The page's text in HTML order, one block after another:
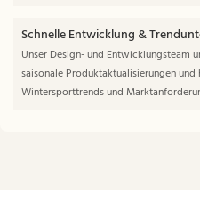
Schnelle Entwicklung &
Unser Design- und Entwicklungsteam
saisonale Produktaktualisierungen
Wintersporttrends und